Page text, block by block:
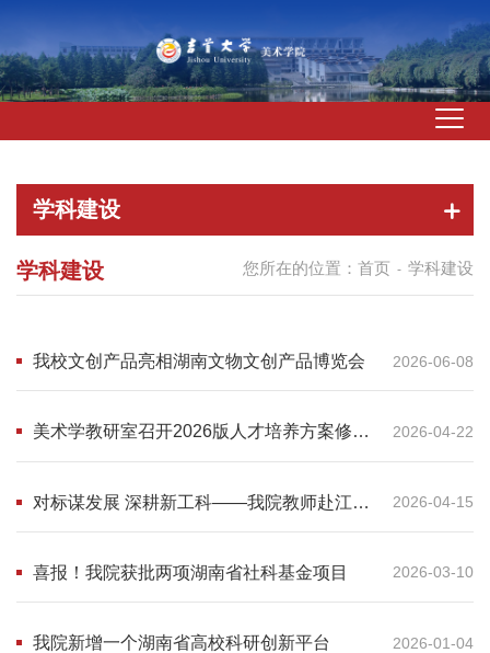
学科建设
您所在的位置： 首页 - 学科建设
学科建设
我校文创产品亮相湖南文物文创产品博览会 2026-06-08
美术学教研室召开2026版人才培养方案修订
2026-04-22
对标谋发展 深耕新工科——我院教师赴江南
2026-04-15
喜报！我院获批两项湖南省社科基金项目 2026-03-10
我院新增一个湖南省高校科研创新平台 2026-01-04